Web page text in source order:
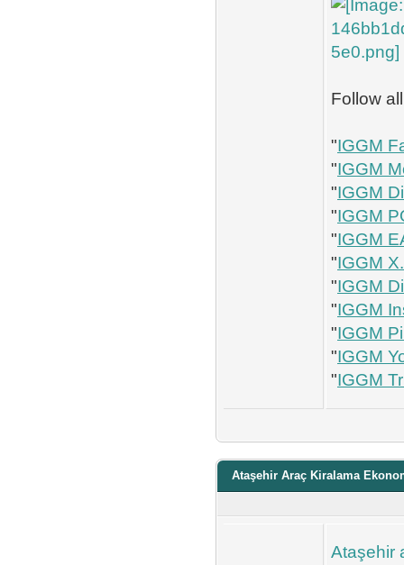
Follow
"IGGM
"IGGM
"IGGM
"IGGM
"IGGM
"IGGM
"IGGM
"IGGM
"IGGM
"IGGM
"IGGM
Ataşehir Araç Kiralama
Ataşehir